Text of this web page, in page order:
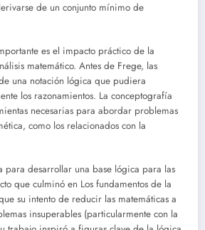
de un conjunto mínimo de
es el impacto práctico de la
matemático. Antes de Frege, las
una notación lógica que pudiera
los razonamientos. La conceptografía
necesarias para abordar problemas
como los relacionados con la
para desarrollar una base lógica para las
que culminó en Los fundamentos de la
su intento de reducir las matemáticas a
insuperables (particularmente con la